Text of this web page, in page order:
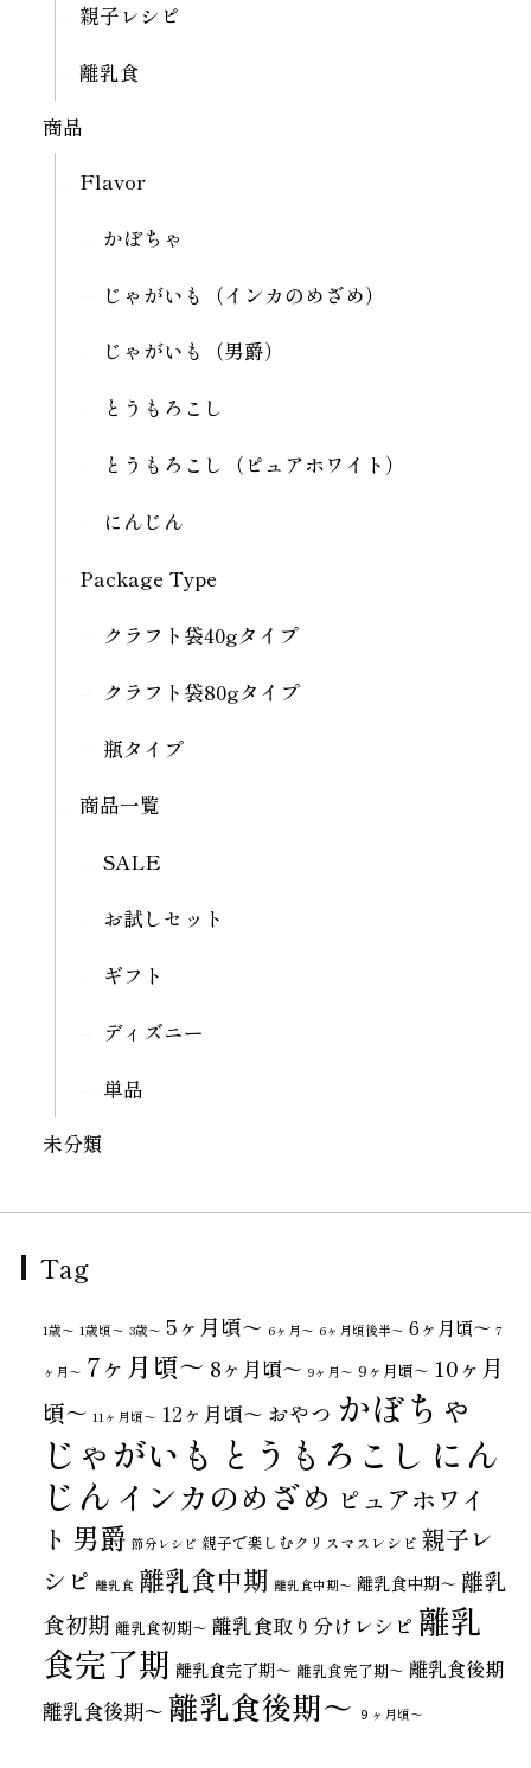
親子レシピ
離乳食
商品
Flavor
かぼちゃ
じゃがいも（インカのめざめ）
じゃがいも（男爵）
とうもろこし
とうもろこし（ピュアホワイト）
にんじん
Package Type
クラフト袋40gタイプ
クラフト袋80gタイプ
瓶タイプ
商品一覧
SALE
お試しセット
ギフト
ディズニー
単品
未分類
Tag
1歳〜 1歳頃～ 3歳〜 5ヶ月頃～ 6ヶ月〜 6ヶ月頃後半～ 6ヶ月頃～ 7
ヶ月〜 7ヶ月頃～ 8ヶ月頃～ 9ヶ月〜 9ヶ月頃～ 10ヶ月
頃～ 11ヶ月頃～ 12ヶ月頃～ おやつ かぼちゃ
じゃがいも とうもろこし にん
じん インカのめざめ ピュアホワイ
ト 男爵 節分レシピ 親子で楽しむクリスマスレシピ 親子レ
シピ 離乳食 離乳食中期 離乳食中期〜 離乳食中期～ 離乳
食初期 離乳食初期～ 離乳食取り分けレシピ 離乳
食完了期 離乳食完了期〜 離乳食完了期～ 離乳食後期
離乳食後期〜 離乳食後期～ ９ヶ月頃～